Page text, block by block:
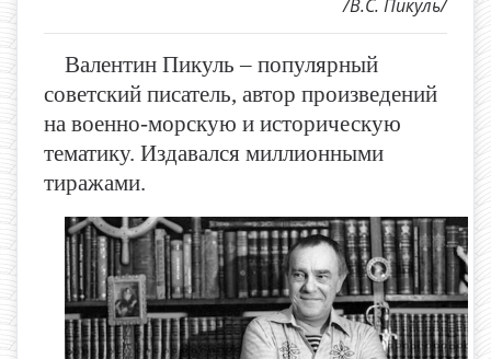
/В.С. Пикуль/
Валентин Пикуль – популярный
советский писатель, автор произведений
на военно-морскую и историческую
тематику. Издавался миллионными
тиражами.